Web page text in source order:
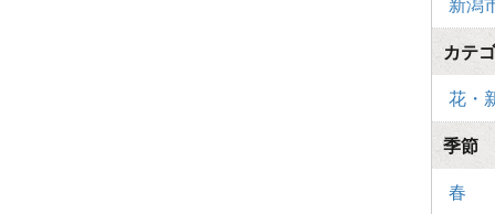
カテ
花・
季節
春